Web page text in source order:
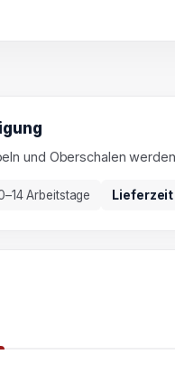
und Oberschalen
Arbeitstage